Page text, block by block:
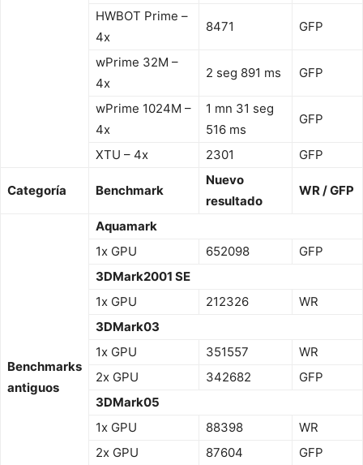
HWBOT Prime –
4x
8471 GFP
wPrime 32M –
4x
2 seg 891 ms GFP
wPrime 1024M –
4x
1 mn 31 seg
516 ms
GFP
XTU – 4x 2301 GFP
Categoría Benchmark
Nuevo
resultado
WR / GFP
Benchmarks
antiguos
Aquamark
1x GPU
652098
GFP
3DMark2001 SE
1x GPU
212326
WR
3DMark03
1x GPU
351557
WR
2x GPU
342682
GFP
3DMark05
1x GPU
88398
WR
2x GPU
87604
GFP